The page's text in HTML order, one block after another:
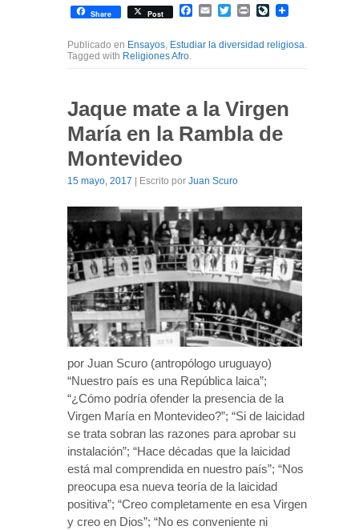
Share Post Facebook
EmailTwitterPrintLiveJournal
Publicado en Ensayos Estudiar la diversidad religiosa
Tagged with Religiones Afro
Jaque mate a la Virgen
María en la Rambla de
Montevideo
15 mayo, 2017 | Escrito por Juan Scuro
por Juan Scuro (antropólogo uruguayo)
“Nuestro país es una República laica”;
“¿Cómo podría ofender la presencia de la
Virgen María en Montevideo?”; “Si de laicidad
se trata sobran las razones para aprobar su
instalación”; “Hace décadas que la laicidad
está mal comprendida en nuestro país”; “Nos
preocupa esa nueva teoría de la laicidad
positiva”; “Creo completamente en esa Virgen
y creo en Dios”; “No es conveniente ni